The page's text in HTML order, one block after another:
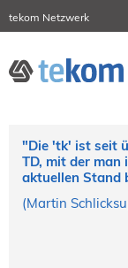
tekom Netzwerk
tech-writer.info
NORDIC TechKomm
18.-19. März 2027
21.-23. April 2027
"Die 'tk' ist seit
TD, mit der man
aktuellen Stand
(Martin